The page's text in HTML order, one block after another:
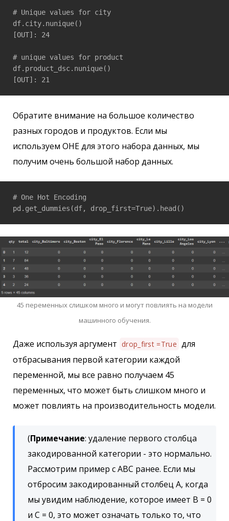
# Unique values for city
df.city.nunique()
[OUT]: 24
# unique values for product
df.product_dsc.nunique()
[OUT]: 21
Обратите внимание на большое количество
разных городов и продуктов. Если мы
используем OHE для этого набора данных, мы
получим очень большой набор данных.
# One Hot Encoding
pd.get_dummies(df, drop_first=True).head()
45 переменных слишком много и могут повлиять на модели
машинного обучения.
Даже используя аргумент drop_first =True для
отбрасывания первой категории каждой
переменной, мы все равно получаем 45
переменных, что может быть слишком много и
может повлиять на производительность модели.
(Примечание: удаление первого столбца
закодированной категории - это нормально.
Рассмотрим пример с ABC ранее. Если мы
отбросим закодированный столбец A, когда
мы увидим наблюдение, которое имеет B = 0
и C = 0, это может означать только то, что